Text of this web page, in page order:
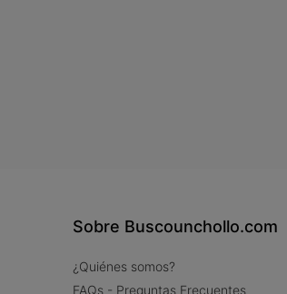
Sobre Buscounchollo.com
¿Quiénes somos?
FAQs - Preguntas Frecuentes